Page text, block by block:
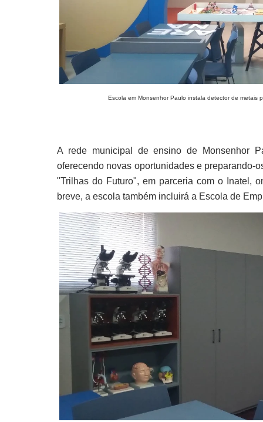
Escola em Monsenhor Paulo instala detector de metais
A rede municipal de ensino de Monsenhor
oferecendo novas oportunidades e preparando-
"Trilhas do Futuro", em parceria com o Inatel,
breve, a escola também incluirá a Escola de